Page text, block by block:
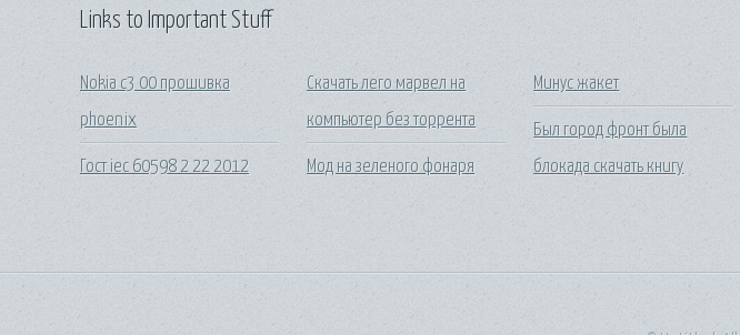
Links to Important Stuff
Nokia c3 00 прошивка
phoenix
Гост iec 60598 2 22 2012
Скачать лего марвел на
компьютер без торрента
Мод на зеленого фонаря
Минус жакет
Был город фронт была
блокада скачать книгу